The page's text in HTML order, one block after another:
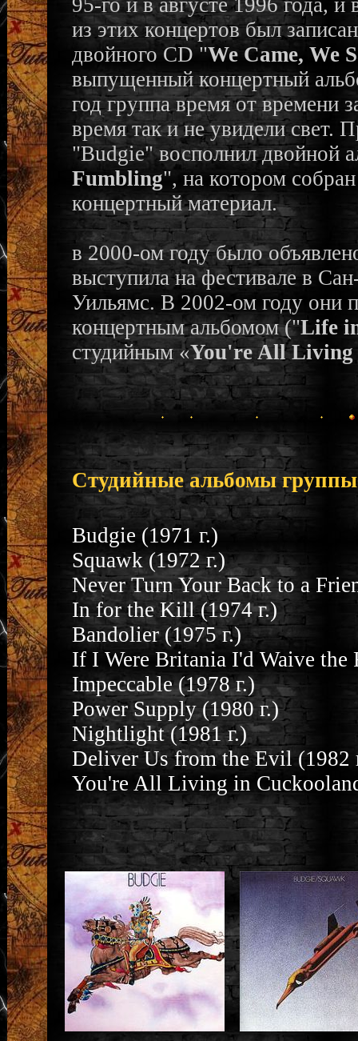
95-го и в августе 1996 года,
из этих концертов был
двойного CD "We Came, We
выпущенный концертный
год группа время от времени
время так и не увидели свет.
"Budgie" восполнил двойной
Fumbling", на котором
концертный материал.
в 2000-ом году было
выступила на фестивале в
Уильямс. В 2002-ом году они
концертным альбомом ("Life
студийным «You're All Living
Студийные альбомы
Budgie (1971 г.)
Squawk (1972 г.)
Never Turn Your Back to a
In for the Kill (1974 г.)
Bandolier (1975 г.)
If I Were Britania I'd Waive the
Impeccable (1978 г.)
Power Supply (1980 г.)
Nightlight (1981 г.)
Deliver Us from the Evil (1982
You're All Living in